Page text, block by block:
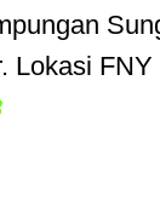
Lokasi FNY